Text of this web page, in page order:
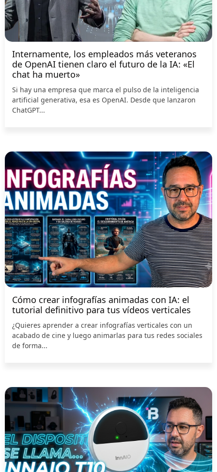
Internamente, los empleados más veteranos
de OpenAI tienen claro el futuro de la IA: «El
chat ha muerto»
Si hay una empresa que marca el pulso de la inteligencia
artificial generativa, esa es OpenAI. Desde que lanzaron
ChatGPT...
Cómo crear infografías animadas con IA: el
tutorial definitivo para tus vídeos verticales
¿Quieres aprender a crear infografías verticales con un
acabado de cine y luego animarlas para tus redes sociales
de forma...